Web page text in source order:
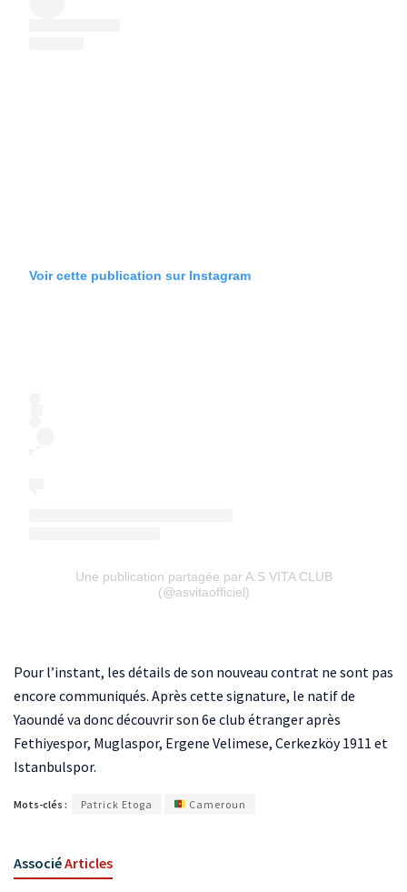
Voir cette publication sur Instagram
Une publication partagée par A.S VITA CLUB
(@asvitaofficiel)
Pour l’instant, les détails de son nouveau contrat ne sont pas
encore communiqués. Après cette signature, le natif de
Yaoundé va donc découvrir son 6e club étranger après
Fethiyespor, Muglaspor, Ergene Velimese, Cerkezköy 1911 et
Istanbulspor.
Mots-clés : Patrick Etoga Cameroun
AssociéArticles